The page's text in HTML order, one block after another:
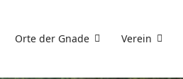
Orte der Gnade Verein